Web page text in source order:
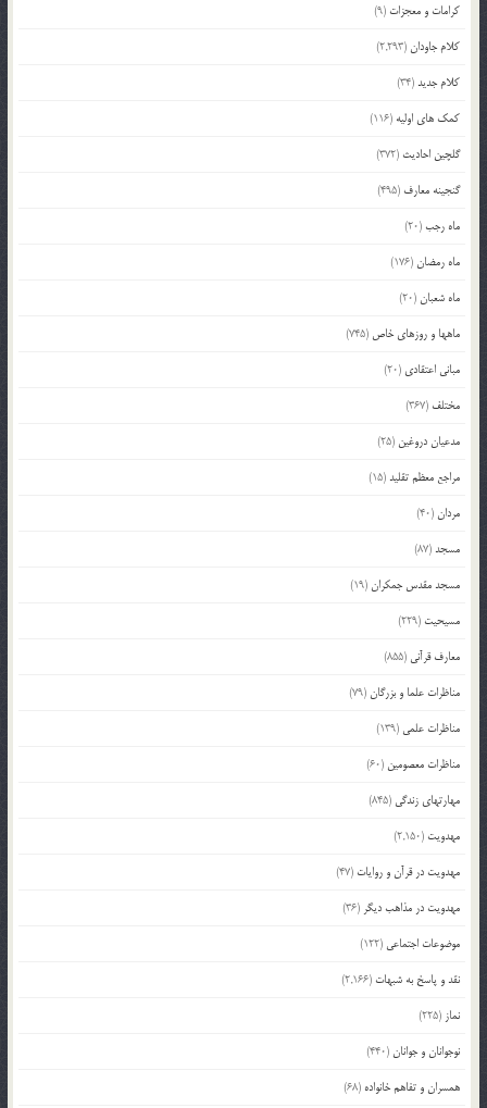
کرامات و معجزات (9)
کلام جاودان(2,293)
کلام جدید(34)
کمک های اولیه (116)
گلچین احادیث (372)
گنجینه معارف (495)
ماه رجب(20)
ماه رمضان(176)
ماه شعبان(20)
ماهها و روزهای خاص (745)
مبانی اعتقادی (20)
مختلف (367)
مدعیان دروغین (25)
مراجع معظم تقلید(15)
مردان(40)
مسجد(87)
مسجد مقدس جمکران(19)
مسیحیت (229)
معارف قرآنی (855)
مناظرات علما و بزرگان(79)
مناظرات علمی (139)
مناظرات معصومین (60)
مهارتهای زندگی (845)
مهدویت (2,150)
مهدویت در قرآن و روایات (47)
مهدویت در مذاهب دیگر (36)
موضوعات اجتماعی (122)
نقد و پاسخ به شبهات (2,166)
نماز (225)
نوجوانان و جوانان(440)
همسران و تفاهم خانواده (68)